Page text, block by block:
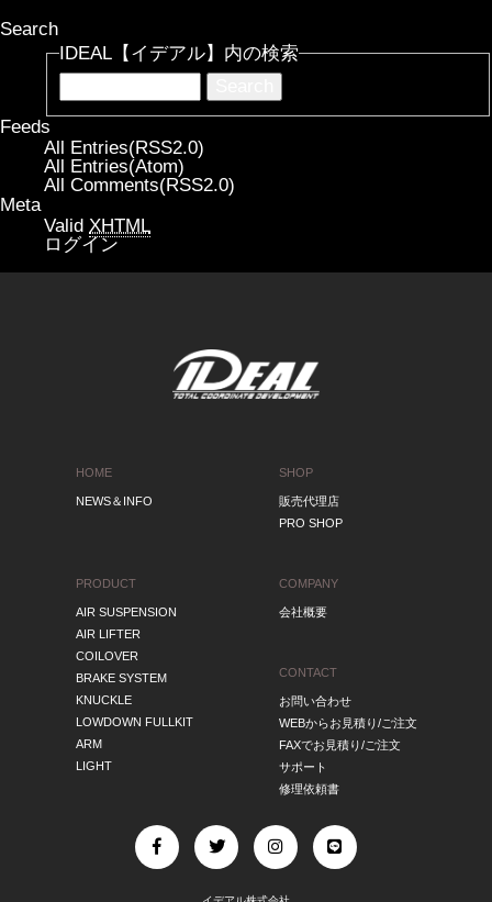
Search
IDEAL【イデアル】内の検索
Feeds
All Entries(RSS2.0)
All Entries(Atom)
All Comments(RSS2.0)
Meta
Valid XHTML
ログイン
HOME
NEWS＆INFO
PRODUCT
AIR SUSPENSION
AIR LIFTER
COILOVER
BRAKE SYSTEM
KNUCKLE
LOWDOWN FULLKIT
ARM
LIGHT
SHOP
販売代理店
PRO SHOP
COMPANY
会社概要
CONTACT
お問い合わせ
WEBからお見積り/ご注文
FAXでお見積り/ご注文
サポート
修理依頼書